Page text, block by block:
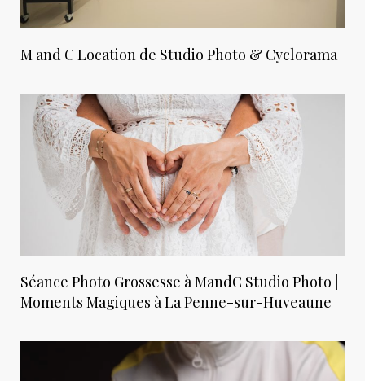
M and C Location de Studio Photo & Cyclorama
Séance Photo Grossesse à MandC Studio Photo |
Moments Magiques à La Penne-sur-Huveaune